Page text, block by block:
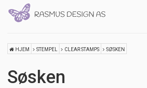
HJEM STEMPEL CLEAR STAMPS SØSKEN
Søsken